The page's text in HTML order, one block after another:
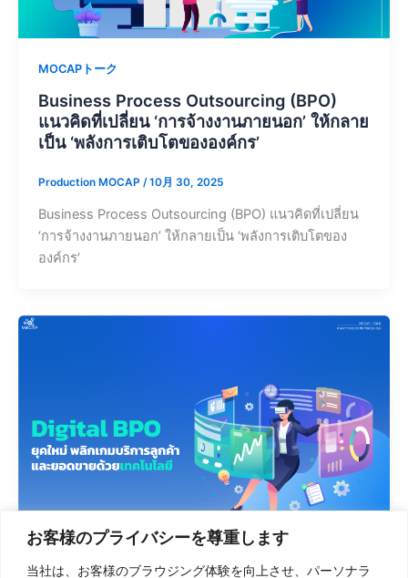
お客様のプライバシーを尊重します
当社は、お客様のブラウジング体験を向上させ、パーソナラ
MOCAPトーク
Business Process Outsourcing (BPO)
แนวคิดที่เปลี่ยน ‘การจ้างงานภายนอก’ ให้กลาย
เป็น ‘พลังการเติบโตขององค์กร’
Production MOCAP /10月 30, 2025
Business Process Outsourcing (BPO) แนวคิดที่เปลี่ยน
‘การจ้างงานภายนอก’ ให้กลายเป็น ‘พลังการเติบโตของ
องค์กร’